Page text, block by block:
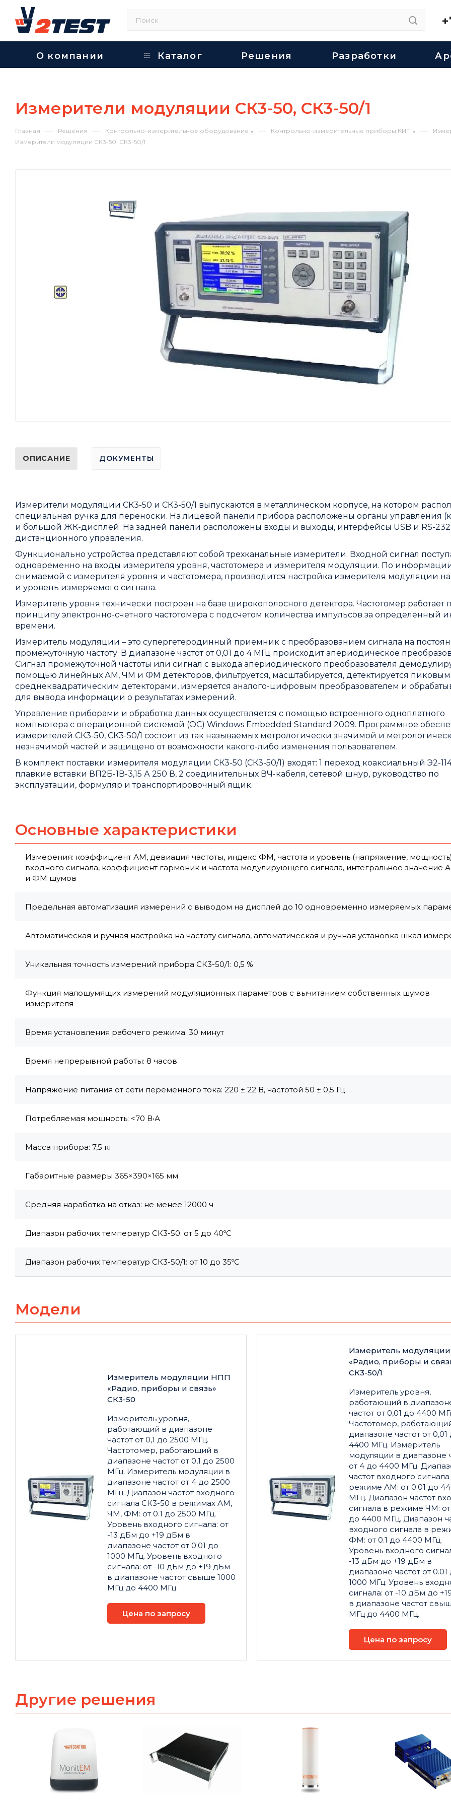
О компании Каталог Решения Разработки
Измерители модуляции СК3-50, СК3-50/1
Главная — Решения — Контрольно-измерительное оборудование — Контрольно-измерительные приборы КИП —
Измерители модуляции СК3-50, СК3-50/1
ОПИСАНИЕ ДОКУМЕНТЫ
Измерители модуляции СК3-50 и СК3-50/1 выпускаются в металлическом корпусе, на котором
специальная ручка для переноски. На лицевой панели прибора расположены органы управления
и большой ЖК-дисплей. На задней панели расположены входы и выходы, интерфейсы USB и RS-
дистанционного управления.
Функционально устройства представляют собой трехканальные измерители. Входной сигнал
одновременно на входы измерителя уровня, частотомера и измерителя модуляции. По
снимаемой с измерителя уровня и частотомера, производится настройка измерителя модуляции на
и уровень измеряемого сигнала.
Измеритель уровня технически построен на базе широкополосного детектора. Частотомер работает
принципу электронно-счетного частотомера с подсчетом количества импульсов за определенный
времени.
Измеритель модуляции – это супергетеродинный приемник с преобразованием сигнала на
промежуточную частоту. В диапазоне частот от 0,01 до 4 МГц происходит апериодическое
Сигнал промежуточной частоты или сигнал с выхода апериодического преобразователя
помощью линейных АМ, ЧМ и ФМ детекторов, фильтруется, масштабируется, детектируется
среднеквадратическим детекторами, измеряется аналого-цифровым преобразователем и
для вывода информации о результатах измерений.
Управление приборами и обработка данных осуществляется с помощью встроенного одноплатного
компьютера с операционной системой (ОС) Windows Embedded Standard 2009. Программное
измерителей СК3-50, СК3-50/1 состоит из так называемых метрологически значимой и
незначимой частей и защищено от возможности какого-либо изменения пользователем.
В комплект поставки измерителя модуляции СК3-50 (СК3-50/1) входят: 1 переход коаксиальный Э2-
плавкие вставки ВП2Б-1В-3,15 А 250 В, 2 соединительных ВЧ-кабеля, сетевой шнур, руководство по
эксплуатации, формуляр и транспортировочный ящик.
Основные характеристики
Измерения: коэффициент АМ, девиация частоты, индекс ФМ, частота и уровень (напряжение, мощность)
входного сигнала, коэффициент гармоник и частота модулирующего сигнала, интегральное значение
и ФМ шумов
Предельная автоматизация измерений с выводом на дисплей до 10 одновременно измеряемых
Автоматическая и ручная настройка на частоту сигнала, автоматическая и ручная установка шкал
Уникальная точность измерений прибора СК3-50/1: 0,5 %
Функция малошумящих измерений модуляционных параметров с вычитанием собственных шумов
измерителя
Время установления рабочего режима: 30 минут
Время непрерывной работы: 8 часов
Напряжение питания от сети переменного тока: 220 ± 22 В, частотой 50 ± 0,5 Гц
Потребляемая мощность: <70 В•А
Масса прибора: 7,5 кг
Габаритные размеры 365×390×165 мм
Средняя наработка на отказ: не менее 12000 ч
Диапазон рабочих температур СК3-50: от 5 до 40ºС
Диапазон рабочих температур СК3-50/1: от 10 до 35ºС
Модели
Измеритель модуляции НПП
«Радио, приборы и связь»
СК3-50
Измеритель уровня,
работающий в диапазоне
частот от 0,1 до 2500 МГц.
Частотомер, работающий в
диапазоне частот от 0,1 до 2500
МГц. Измеритель модуляции в
диапазоне частот от 4 до 2500
МГц. Диапазон частот входного
сигнала СК3-50 в режимах АМ,
ЧМ, ФМ: от 0.1 до 2500 МГц.
Уровень входного сигнала: от
-13 дБм до +19 дБм в
диапазоне частот от 0.01 до
1000 МГц. Уровень входного
сигнала: от -10 дБм до +19 дБм
в диапазоне частот свыше 1000
МГц до 4400 МГц.
Цена по запросу
Измеритель
«Радио, приборы и
СК3-50/1
Измеритель уровня,
работающий в
частот от 0,01 до 4400
Частотомер,
диапазоне частот от 0,01
4400 МГц. Измеритель
модуляции в диапазоне
от 4 до 4400 МГц.
частот входного сигнала
режиме АМ: от 0.01 до
МГц. Диапазон частот
сигнала в режиме ЧМ: от
до 4400 МГц. Диапазон
входного сигнала в
ФМ: от 0.1 до 4400 МГц.
Уровень входного
-13 дБм до +19 дБм в
диапазоне частот от 0.01
1000 МГц. Уровень
сигнала: от -10 дБм до
в диапазоне частот
МГц до 4400 МГц.
Цена по запросу
Другие решения